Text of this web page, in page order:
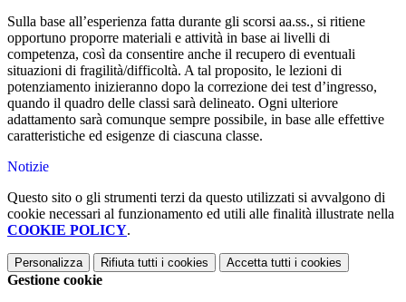
Sulla base all’esperienza fatta durante gli scorsi aa.ss., si ritiene
opportuno proporre materiali e attività in base ai livelli di
competenza, così da consentire anche il recupero di eventuali
situazioni di fragilità/difficoltà. A tal proposito, le lezioni di
potenziamento inizieranno dopo la correzione dei test d’ingresso,
quando il quadro delle classi sarà delineato. Ogni ulteriore
adattamento sarà comunque sempre possibile, in base alle effettive
caratteristiche ed esigenze di ciascuna classe.
Notizie
Questo sito o gli strumenti terzi da questo utilizzati si avvalgono di
cookie necessari al funzionamento ed utili alle finalità illustrate nella
COOKIE POLICY.
Personalizza Rifiuta tutti i cookies Accetta tutti i cookies
Gestione cookie